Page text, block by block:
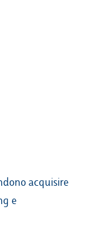
acquisire
e